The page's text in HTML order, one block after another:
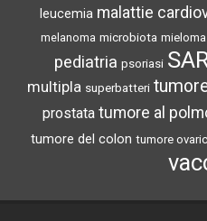
leucemia malattie
melanoma microbiota mieloma
pediatria psoriasi
multipla superbatteri
prostata tumore al
tumore del colon tumore